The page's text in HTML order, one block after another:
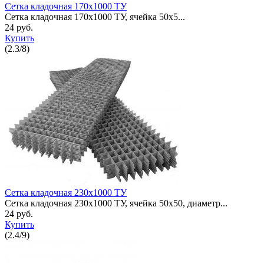
Сетка кладочная 170x1000 ТУ
Сетка кладочная 170x1000 ТУ, ячейка 50x5...
24 руб.
Купить
(2.3/8)
Сетка кладочная 230x1000 ТУ
Сетка кладочная 230x1000 ТУ, ячейка 50x50, диаметр...
24 руб.
Купить
(2.4/9)